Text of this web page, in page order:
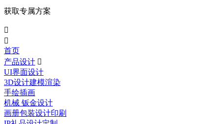
获取专属方案


首页
产品设计 
UI界面设计
3D设计建模渲染
手绘插画
机械 钣金设计
画册包装设计印刷